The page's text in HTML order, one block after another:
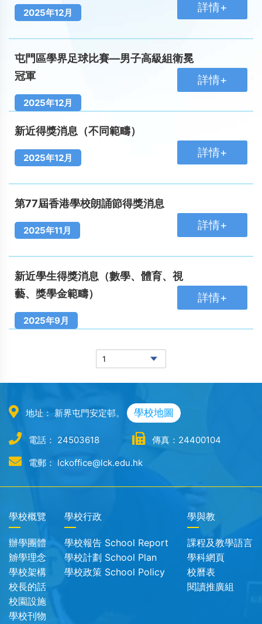
2025年12月 詳情+
屯門區學界足球比賽—男子高級組衛冕
冠軍
2025年12月
詳情+
新近得獎消息（不同範疇）
2025年12月 詳情+
第77屆香港學校朗誦節得獎消息
2025年11月 詳情+
新近學生得獎消息（數學、體育、視
藝、獎學金範疇）
2025年9月
詳情+
地址： 新界屯門安定邨。 學校地圖
電話： 24503618 傳真：24400104
電郵： lckoffice@lck.edu.hk
學校概覽
辦學團體
辧學理念
學校架構
校長的話
校園設施
學校刊物
學校行政
學校報告 School Report
學校計劃 School Plan
學校政策 School Policy
學與教
課程及教學語言
學科網頁
校曆表
閱讀推廣組